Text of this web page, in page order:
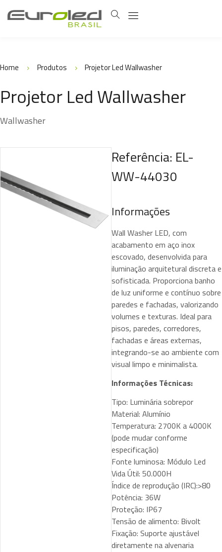
Home Produtos Projetor Led Wallwasher
Projetor Led Wallwasher
Wallwasher
Referência: EL-
WW-44030
Informações
Wall Washer LED, com
acabamento em aço inox
escovado, desenvolvida para
iluminação arquitetural discreta e
sofisticada. Proporciona banho
de luz uniforme e contínuo sobre
paredes e fachadas, valorizando
volumes e texturas. Ideal para
pisos, paredes, corredores,
fachadas e áreas externas,
integrando-se ao ambiente com
visual limpo e minimalista.
Informações Técnicas:
Tipo: Luminária sobrepor
Material: Alumínio
Temperatura: 2700K a 4000K
(pode mudar conforme
especificação)
Fonte luminosa: Módulo Led
Vida Útil: 50.000H
Índice de reprodução (IRC):>80
Potência: 36W
Proteção: IP67
Tensão de alimento: Bivolt
Fixação: Suporte ajustável
diretamente na alvenaria